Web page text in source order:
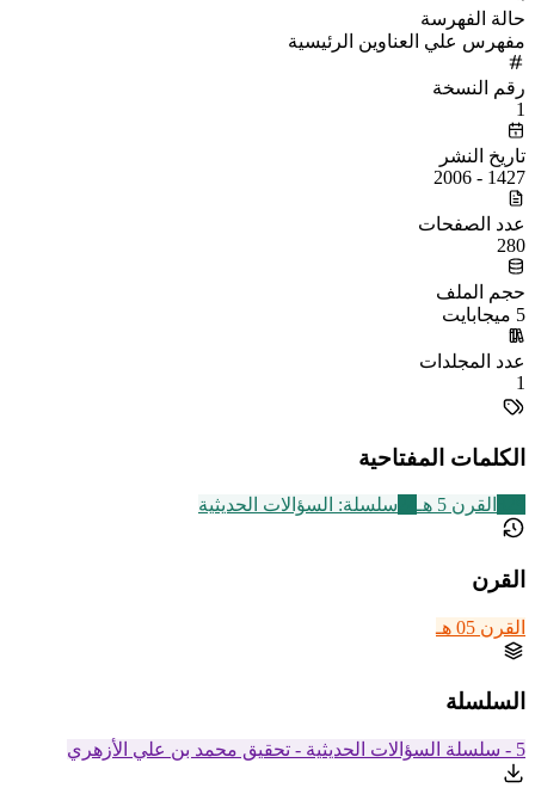
حالة الفهرسة
مفهرس علي العناوين الرئيسية
رقم النسخة
1
تاريخ النشر
1427 - 2006
عدد الصفحات
280
حجم الملف
5 ميجابايت
عدد المجلدات
1
الكلمات المفتاحية
القرن 5 هـ سلسلة: السؤالات الحديثية
القرن
القرن 05 هـ
السلسلة
5 - سلسلة السؤالات الحديثية - تحقيق محمد بن علي الأزهري